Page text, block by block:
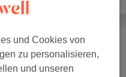
ab 10 €
und Cookies von
zu personalisieren,
und unseren